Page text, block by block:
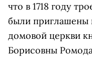
что в 1718 году
были приглашены
домовой церкви
Борисовны